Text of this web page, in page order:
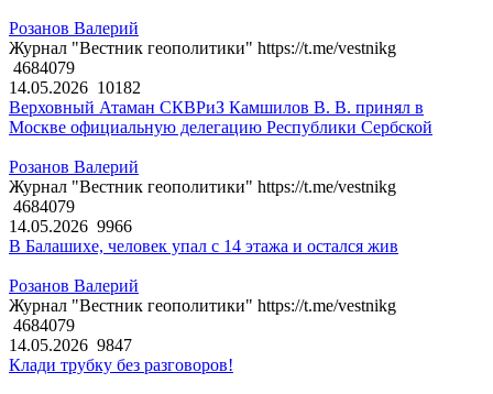
Розанов Валерий
Журнал "Вестник геополитики" https://t.me/vestnikg
4684079
14.05.2026 10182
Верховный Атаман СКВРиЗ Камшилов В. В. принял в
Москве официальную делегацию Республики Сербской
Розанов Валерий
Журнал "Вестник геополитики" https://t.me/vestnikg
4684079
14.05.2026 9966
В Балашихе, человек упал с 14 этажа и остался жив
Розанов Валерий
Журнал "Вестник геополитики" https://t.me/vestnikg
4684079
14.05.2026 9847
Клади трубку без разговоров!